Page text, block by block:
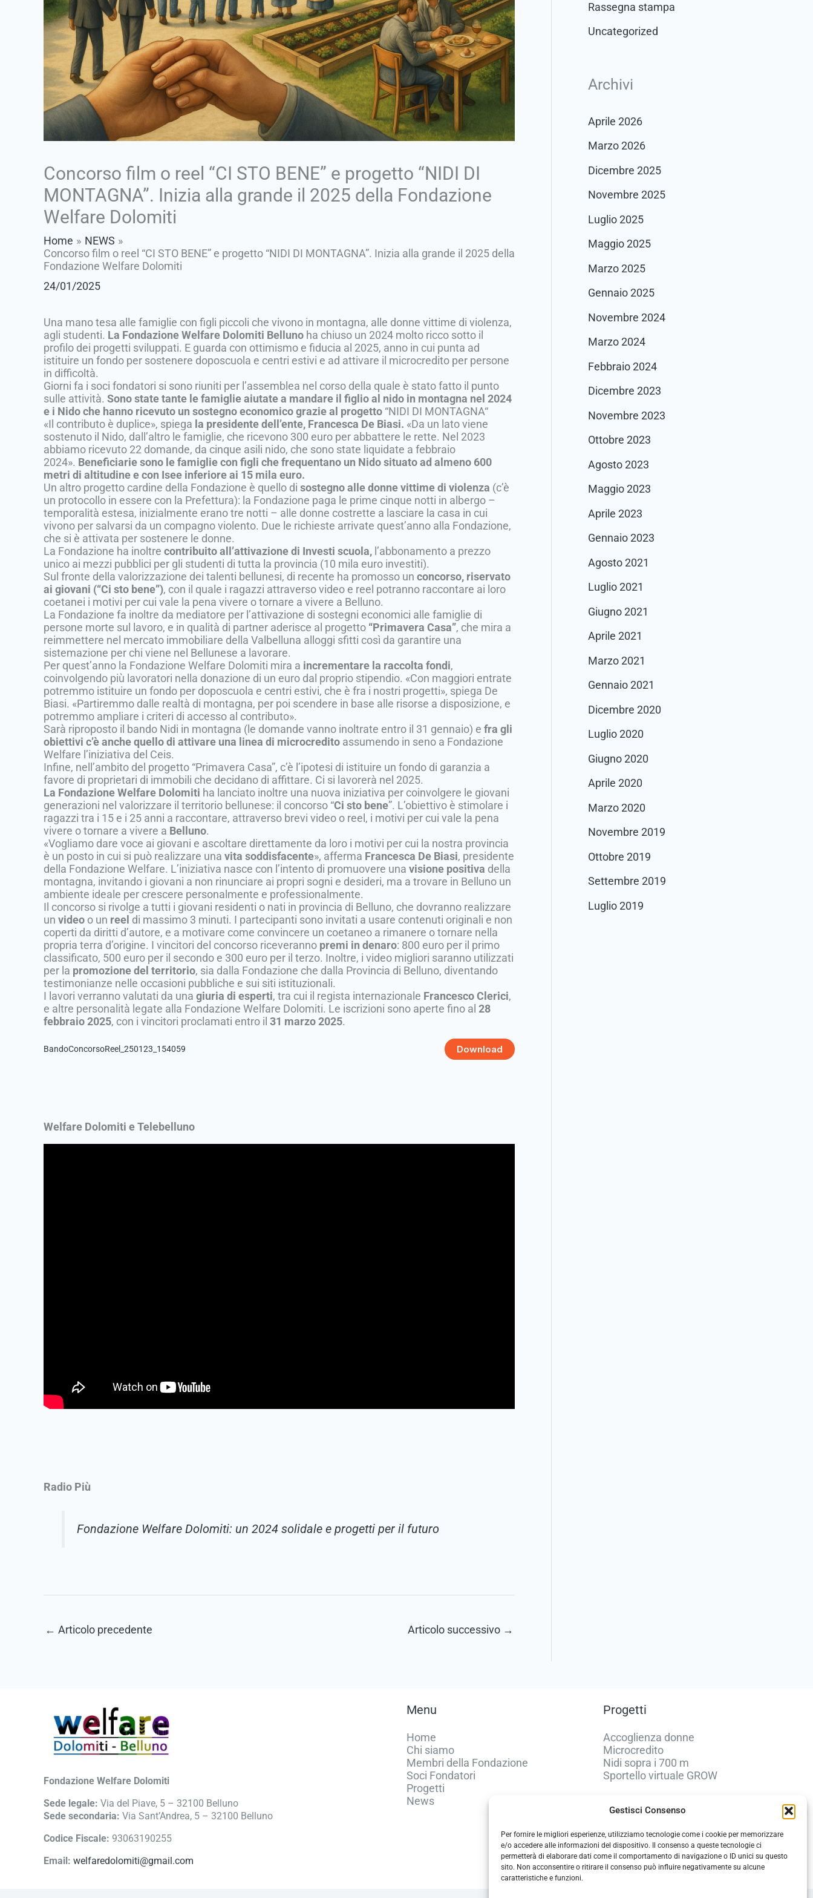
Gestisci Consenso
Per fornire le migliori esperienze, utilizziamo tecnologie come i cookie per memorizzare
e/o accedere alle informazioni del dispositivo. Il consenso a queste tecnologie ci
permetterà di elaborare dati come il comportamento di navigazione o ID unici su questo
sito. Non acconsentire o ritirare il consenso può influire negativamente su alcune
caratteristiche e funzioni.
Concorso film o reel “CI STO BENE” e progetto “NIDI DI
MONTAGNA”. Inizia alla grande il 2025 della Fondazione
Welfare Dolomiti
Home
NEWS
Concorso film o reel “CI STO BENE” e progetto “NIDI DI MONTAGNA”. Inizia alla grande il 2025 della
Fondazione Welfare Dolomiti
24/01/2025
Una mano tesa alle famiglie con figli piccoli che vivono in montagna, alle donne vittime di violenza,
agli studenti. La Fondazione Welfare Dolomiti Belluno ha chiuso un 2024 molto ricco sotto il
profilo dei progetti sviluppati. E guarda con ottimismo e fiducia al 2025, anno in cui punta ad
istituire un fondo per sostenere doposcuola e centri estivi e ad attivare il microcredito per persone
in difficoltà.
Giorni fa i soci fondatori si sono riuniti per l’assemblea nel corso della quale è stato fatto il punto
sulle attività. Sono state tante le famiglie aiutate a mandare il figlio al nido in montagna nel 2024
e i Nido che hanno ricevuto un sostegno economico grazie al progetto “NIDI DI MONTAGNA“
«Il contributo è duplice», spiega la presidente dell’ente, Francesca De Biasi. «Da un lato viene
sostenuto il Nido, dall’altro le famiglie, che ricevono 300 euro per abbattere le rette. Nel 2023
abbiamo ricevuto 22 domande, da cinque asili nido, che sono state liquidate a febbraio
2024». Beneficiarie sono le famiglie con figli che frequentano un Nido situato ad almeno 600
metri di altitudine e con Isee inferiore ai 15 mila euro.
Un altro progetto cardine della Fondazione è quello di sostegno alle donne vittime di violenza (c’è
un protocollo in essere con la Prefettura): la Fondazione paga le prime cinque notti in albergo –
temporalità estesa, inizialmente erano tre notti – alle donne costrette a lasciare la casa in cui
vivono per salvarsi da un compagno violento. Due le richieste arrivate quest’anno alla Fondazione,
che si è attivata per sostenere le donne.
La Fondazione ha inoltre contribuito all’attivazione di Investi scuola, l’abbonamento a prezzo
unico ai mezzi pubblici per gli studenti di tutta la provincia (10 mila euro investiti).
Sul fronte della valorizzazione dei talenti bellunesi, di recente ha promosso un concorso, riservato
ai giovani (“Ci sto bene”), con il quale i ragazzi attraverso video e reel potranno raccontare ai loro
coetanei i motivi per cui vale la pena vivere o tornare a vivere a Belluno.
La Fondazione fa inoltre da mediatore per l’attivazione di sostegni economici alle famiglie di
persone morte sul lavoro, e in qualità di partner aderisce al progetto “Primavera Casa”, che mira a
reimmettere nel mercato immobiliare della Valbelluna alloggi sfitti così da garantire una
sistemazione per chi viene nel Bellunese a lavorare.
Per quest’anno la Fondazione Welfare Dolomiti mira a incrementare la raccolta fondi,
coinvolgendo più lavoratori nella donazione di un euro dal proprio stipendio. «Con maggiori entrate
potremmo istituire un fondo per doposcuola e centri estivi, che è fra i nostri progetti», spiega De
Biasi. «Partiremmo dalle realtà di montagna, per poi scendere in base alle risorse a disposizione, e
potremmo ampliare i criteri di accesso al contributo».
Sarà riproposto il bando Nidi in montagna (le domande vanno inoltrate entro il 31 gennaio) e fra gli
obiettivi c’è anche quello di attivare una linea di microcredito assumendo in seno a Fondazione
Welfare l’iniziativa del Ceis.
Infine, nell’ambito del progetto “Primavera Casa”, c’è l’ipotesi di istituire un fondo di garanzia a
favore di proprietari di immobili che decidano di affittare. Ci si lavorerà nel 2025.
La Fondazione Welfare Dolomiti ha lanciato inoltre una nuova iniziativa per coinvolgere le giovani
generazioni nel valorizzare il territorio bellunese: il concorso “Ci sto bene”. L’obiettivo è stimolare i
ragazzi tra i 15 e i 25 anni a raccontare, attraverso brevi video o reel, i motivi per cui vale la pena
vivere o tornare a vivere a Belluno.
«Vogliamo dare voce ai giovani e ascoltare direttamente da loro i motivi per cui la nostra provincia
è un posto in cui si può realizzare una vita soddisfacente», afferma Francesca De Biasi, presidente
della Fondazione Welfare. L’iniziativa nasce con l’intento di promuovere una visione positiva della
montagna, invitando i giovani a non rinunciare ai propri sogni e desideri, ma a trovare in Belluno un
ambiente ideale per crescere personalmente e professionalmente.
Il concorso si rivolge a tutti i giovani residenti o nati in provincia di Belluno, che dovranno realizzare
un video o un reel di massimo 3 minuti. I partecipanti sono invitati a usare contenuti originali e non
coperti da diritti d’autore, e a motivare come convincere un coetaneo a rimanere o tornare nella
propria terra d’origine. I vincitori del concorso riceveranno premi in denaro: 800 euro per il primo
classificato, 500 euro per il secondo e 300 euro per il terzo. Inoltre, i video migliori saranno utilizzati
per la promozione del territorio, sia dalla Fondazione che dalla Provincia di Belluno, diventando
testimonianze nelle occasioni pubbliche e sui siti istituzionali.
I lavori verranno valutati da una giuria di esperti, tra cui il regista internazionale Francesco Clerici,
e altre personalità legate alla Fondazione Welfare Dolomiti. Le iscrizioni sono aperte fino al 28
febbraio 2025, con i vincitori proclamati entro il 31 marzo 2025.
BandoConcorsoReel_250123_154059 Download
Welfare Dolomiti e Telebelluno
Radio Più
Fondazione Welfare Dolomiti: un 2024 solidale e progetti per il futuro
← Articolo precedente Articolo successivo →
Rassegna stampa
Uncategorized
Archivi
Aprile 2026
Marzo 2026
Dicembre 2025
Novembre 2025
Luglio 2025
Maggio 2025
Marzo 2025
Gennaio 2025
Novembre 2024
Marzo 2024
Febbraio 2024
Dicembre 2023
Novembre 2023
Ottobre 2023
Agosto 2023
Maggio 2023
Aprile 2023
Gennaio 2023
Agosto 2021
Luglio 2021
Giugno 2021
Aprile 2021
Marzo 2021
Gennaio 2021
Dicembre 2020
Luglio 2020
Giugno 2020
Aprile 2020
Marzo 2020
Novembre 2019
Ottobre 2019
Settembre 2019
Luglio 2019
Fondazione Welfare Dolomiti
Sede legale: Via del Piave, 5 – 32100 Belluno
Sede secondaria: Via Sant’Andrea, 5 – 32100 Belluno
Codice Fiscale: 93063190255
Email: welfaredolomiti@gmail.com
Menu
Home
Chi siamo
Membri della Fondazione
Soci Fondatori
Progetti
News
Progetti
Accoglienza donne
Microcredito
Nidi sopra i 700 m
Sportello virtuale GROW
Privacy Policy
Cookie Policy